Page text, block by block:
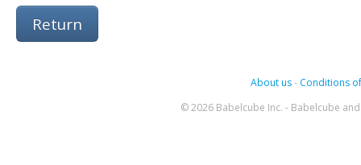
Return
About us- Conditions
© 2026 Babelcube Inc. - Babelcube